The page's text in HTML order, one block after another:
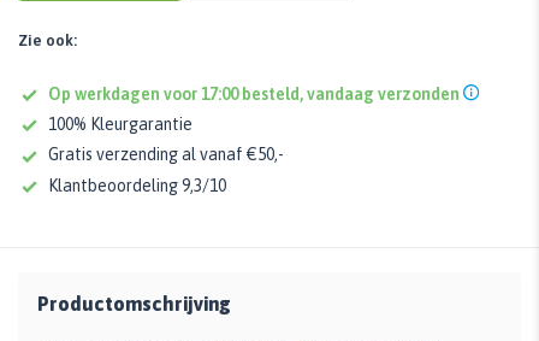
Zie ook:
Op werkdagen voor 17:00 besteld, vandaag verzonden
100% Kleurgarantie
Gratis verzending al vanaf €50,-
Klantbeoordeling 9,3/10
Productomschrijving